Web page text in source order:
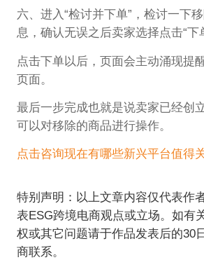
六、进入“检讨并下单”，检讨一下
息，确认无误之后卖家选择点击“下
点击下单以后，页面会主动涌现提
页面。
最后一步完成也就是说卖家已经创
可以对移除的商品进行操作。
点击咨询现在有哪些新兴平台值得
特别声明：以上文章内容仅代表作
表ESG跨境电商观点或立场。如有
权或其它问题请于作品发表后的30
商联系。